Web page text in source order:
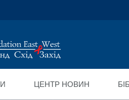
Захід"
ЦЕНТР НОВИН